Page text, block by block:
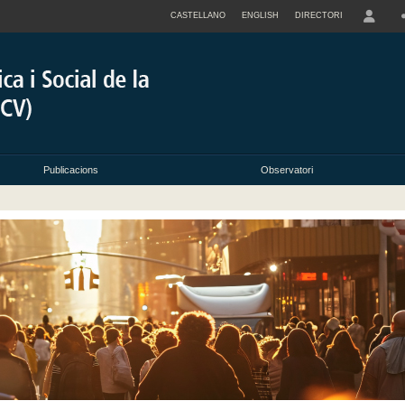
CASTELLANO ENGLISH DIRECTORI
Publicacions Observatori